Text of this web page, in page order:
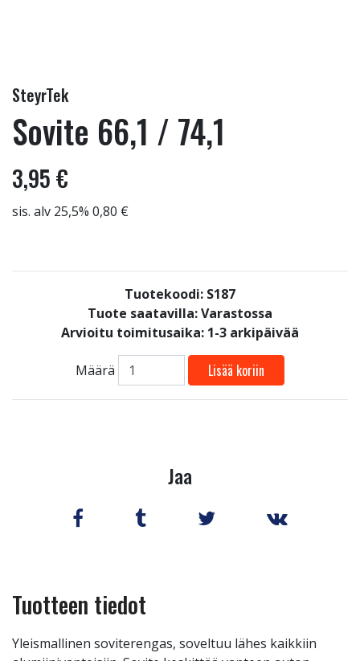
SteyrTek
Sovite 66,1 / 74,1
3,95 €
sis. alv 25,5% 0,80 €
Tuotekoodi: S187
Tuote saatavilla:Varastossa
Arvioitu toimitusaika: 1-3 arkipäivää
Määrä Lisää koriin
Jaa
Tuotteen tiedot
Yleismallinen soviterengas, soveltuu lähes kaikkiin